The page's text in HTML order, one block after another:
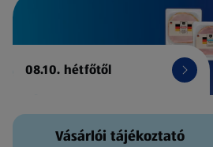
08.10. hétfőtől
Vásárlói tájékoztató